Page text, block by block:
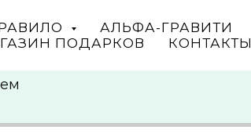
АЛЬФА-ГРАВИТИ
ПОДАРКОВ КОНТАКТЫ